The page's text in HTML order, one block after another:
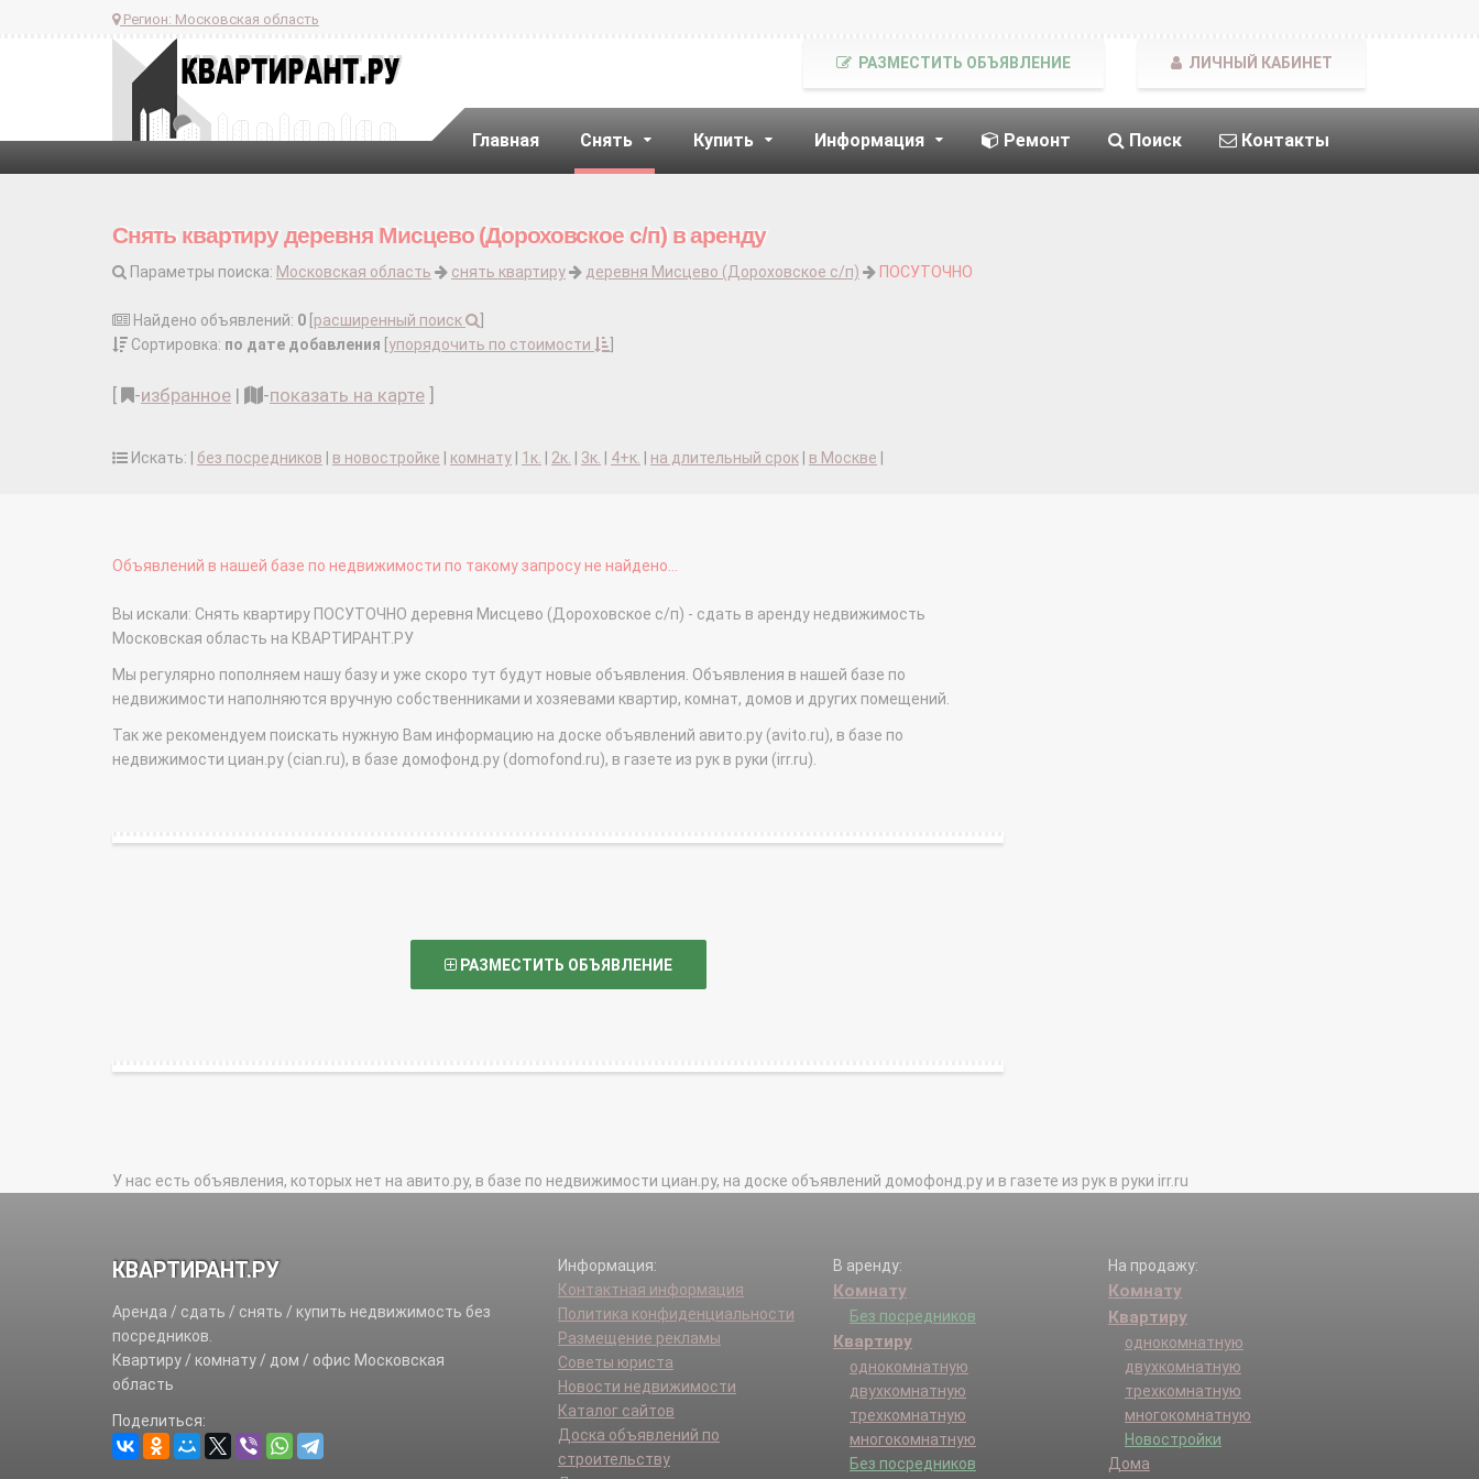
Регион: Московская область
Главная Снять Купить Информация Ремонт Поиск Контакты
РАЗМЕСТИТЬ ОБЪЯВЛЕНИЕ ЛИЧНЫЙ КАБИНЕТ
Снять квартиру деревня Мисцево (Дороховское с/п) в аренду
Параметры поиска: Московская область снять квартиру деревня Мисцево (Дороховское с/п) ПОСУТОЧНО
Найдено объявлений: 0 расширенный поиск
Сортировка: по дате добавления упорядочить по стоимости
-избранное | -показать на карте
Искать: | без посредников в новостройке комнату 1к. 2к. 3к. 4+к. на длительный срок в Москве
Объявлений в нашей базе по недвижимости по такому запросу не найдено...
Вы искали: Снять квартиру ПОСУТОЧНО деревня Мисцево (Дороховское с/п) - сдать в аренду недвижимость
Московская область на КВАРТИРАНТ.РУ
Мы регулярно пополняем нашу базу и уже скоро тут будут новые объявления. Объявления в нашей базе по
недвижимости наполняются вручную собственниками и хозяевами квартир, комнат, домов и других помещений.
Так же рекомендуем поискать нужную Вам информацию на доске объявлений авито.ру (avito.ru), в базе по
недвижимости циан.ру (cian.ru), в базе домофонд.ру (domofond.ru), в газете из рук в руки (irr.ru).
РАЗМЕСТИТЬ ОБЪЯВЛЕНИЕ
У нас есть объявления, которых нет на авито.ру, в базе по недвижимости циан.ру, на доске объявлений домофонд.ру и в газете из рук в руки irr.ru
КВАРТИРАНТ.РУ
Аренда / сдать / снять / купить недвижимость без
посредников.
Квартиру / комнату / дом / офис Московская
область
Поделиться:
Информация:
Контактная информация
Политика конфиденциальности
Размещение рекламы
Советы юриста
Новости недвижимости
Каталог сайтов
Доска объявлений по
строительству
В аренду:
Комнату
Без посредников
Квартиру
однокомнатную
двухкомнатную
трехкомнатную
многокомнатную
Без посредников
На продажу:
Комнату
Квартиру
однокомнатную
двухкомнатную
трехкомнатную
многокомнатную
Новостройки
Дома